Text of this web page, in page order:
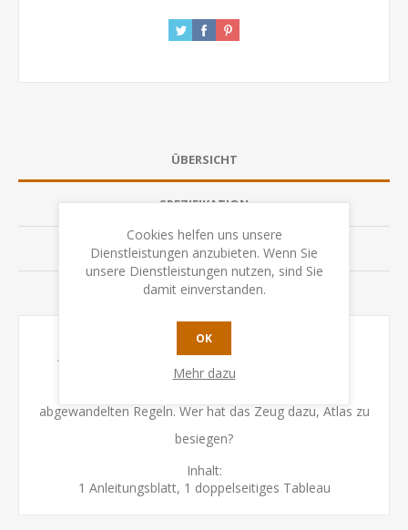
ÜBERSICHT
SPEZIFIKATION
BEWERTUNGEN
KONTAKTIEREN SIE UNS
Atlas, der automatisierte Gegner, spielt auf einem
eigenen, doppelseitigen Tableau mit etwas
abgewandelten Regeln. Wer hat das Zeug dazu, Atlas zu
besiegen?
Inhalt:
1 Anleitungsblatt, 1 doppelseitiges Tableau
Cookies helfen uns unsere
Dienstleistungen anzubieten. Wenn Sie
unsere Dienstleistungen nutzen, sind Sie
damit einverstanden.
OK
Mehr dazu